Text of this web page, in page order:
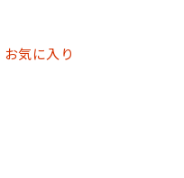
お気に入り